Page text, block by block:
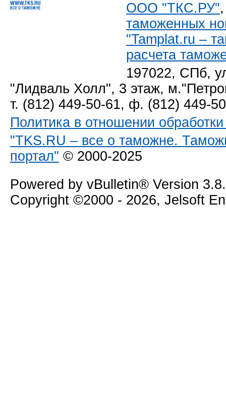
ООО "ТКС.РУ"
таможенных
"Tamplat.ru –
расчета
197022, СПб,
"Лидваль Холл", 3 этаж,
т. (812) 449-50-61, ф. (812) 449-
Политика в отношении
"TKS.RU – все о таможне.
портал" © 2000-2025
Powered by vBulletin® Version
Copyright ©2000 - 2026, Jelsoft